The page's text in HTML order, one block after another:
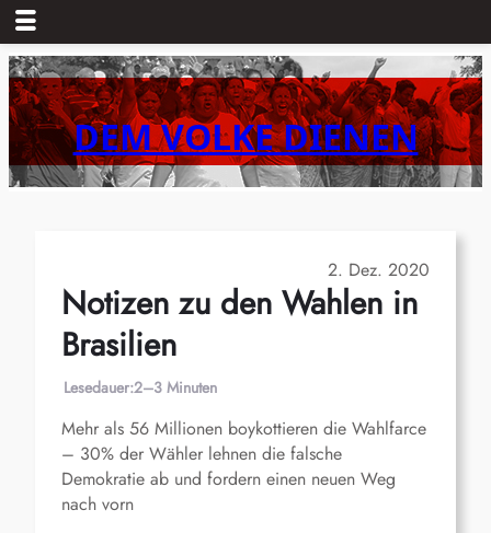
Zum
Inhalt
springenDEM VOLKE DIENEN
2. Dez. 2020
Notizen zu den Wahlen in
Brasilien
Lesedauer:2–3 Minuten
Mehr als 56 Millionen boykottieren die Wahlfarce
– 30% der Wähler lehnen die falsche
Demokratie ab und fordern einen neuen Weg
nach vorn